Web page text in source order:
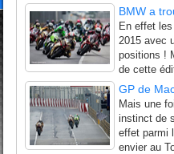
BMW a
En effet
2015 avec
positions !
de cette
GP de
Mais une
instinct de
effet parmi
envier au